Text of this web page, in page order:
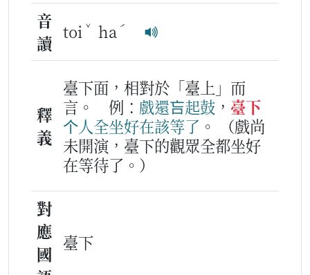
音
讀
toi ˇ ha ˊ
釋
義
臺下面，相對於「臺上」而
言。
例： 戲還吂起鼓 ， 臺下
个人全坐好在該等了 。
（戲尚
未開演，臺下的觀眾全都坐好
在等待了。）
對
應
國
臺下